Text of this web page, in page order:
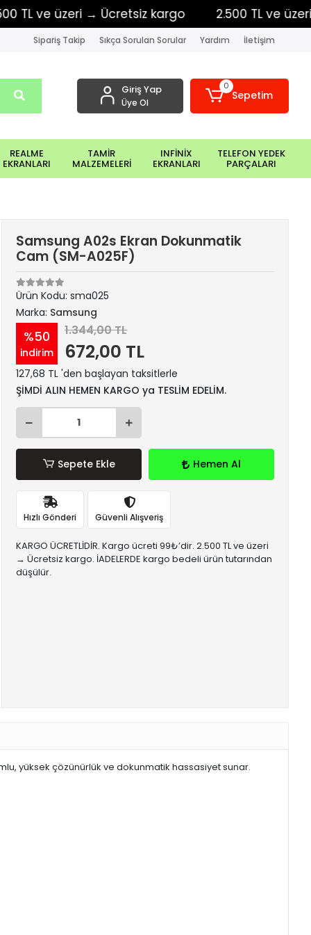
ve üzeri → Ücretsiz kargo 2.500 TL ve üzeri →
Sipariş Takip Sıkça Sorulan Sorular Yardım İletişim
Giriş Yap
Üye Ol
0
Sepetim
REALME
EKRANLARI
TAMİR
MALZEMELERİ
INFİNİX
EKRANLARI
TELEFON YEDEK
PARÇALARI
Samsung A02s Ekran Dokunmatik
Cam (SM-A025F)
Ürün Kodu:sma025
Marka: Samsung
%50
indirim
1.344,00 TL
672,00 TL
127,68 TL 'den başlayan taksitlerle
ŞİMDİ ALIN HEMEN KARGO ya TESLİM EDELİM.
Sepete Ekle Hemen Al
Hızlı Gönderi Güvenli Alışveriş
KARGO ÜCRETLİDİR. Kargo ücreti 99₺’dir. 2.500 TL ve üzeri
→ Ücretsiz kargo. İADELERDE kargo bedeli ürün tutarından
düşülür.
yüksek çözünürlük ve dokunmatik hassasiyet sunar.